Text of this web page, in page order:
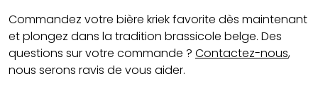
Commandez votre bière kriek favorite dès maintenant
et plongez dans la tradition brassicole belge. Des
questions sur votre commande ? Contactez-nous,
nous serons ravis de vous aider.